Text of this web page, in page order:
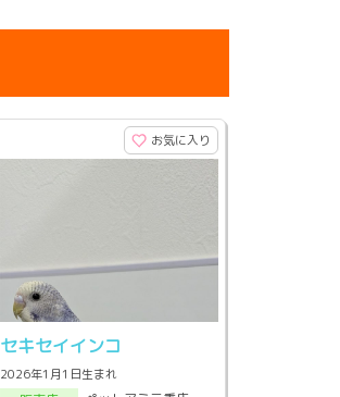
お気に入り
セキセイインコ
2026年1月1日生まれ